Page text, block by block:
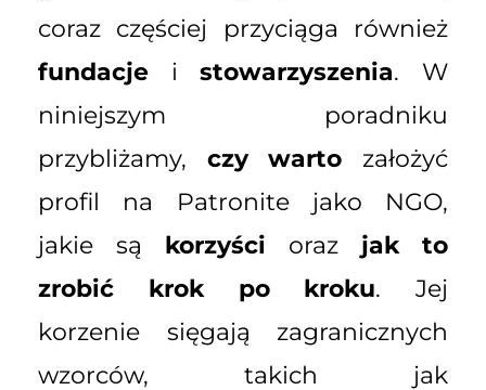
coraz częściej przyciąga również
fundacje istowarzyszenia. W
niniejszym poradniku
przybliżamy, czy warto założyć
profil na Patronite jako NGO,
jakie są korzyści oraz jak to
zrobić krok po kroku. Jej
korzenie sięgają zagranicznych
wzorców, takich jak